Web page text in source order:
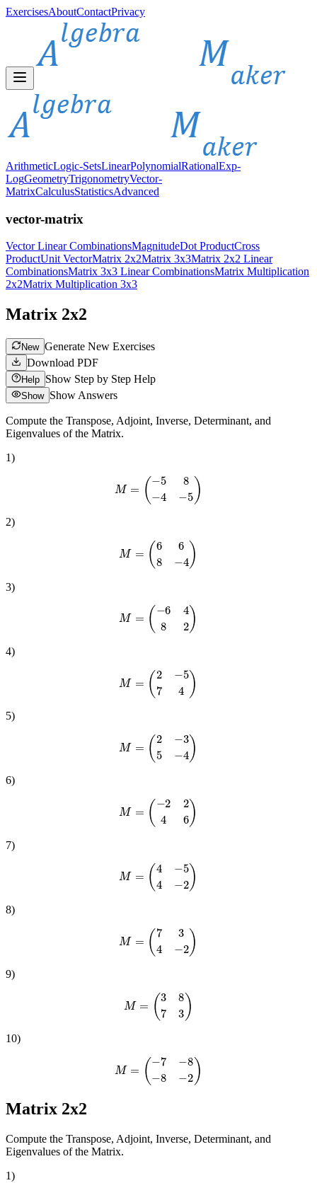
ExercisesAboutContactPrivacy
ArithmeticLogic-SetsLinearPolynomialRationalExp-
LogGeometryTrigonometryVector-
MatrixCalculusStatisticsAdvanced
vector-matrix
Vector Linear CombinationsMagnitudeDot ProductCross
ProductUnit VectorMatrix 2x2Matrix 3x3Matrix 2x2 Linear
CombinationsMatrix 3x3 Linear CombinationsMatrix Multiplication
2x2Matrix Multiplication 3x3
Matrix 2x2
New Generate New Exercises
Download PDF
Help Show Step by Step Help
Show Show Answers
Compute the Transpose, Adjoint, Inverse, Determinant, and
Eigenvalues of the Matrix.
1)
M= − 8− 5)
2)
M= (6 6 4
3)
M= (− 4 )
4)
M= (2− )
5)
M=( 2 −3 4)
6)
M= (−
7)
M=( 4 −5 2)
8)
M= (7 3 2
9)
M= (3 8 3)
10)
M =( − 8 2 )
Matrix 2x2
Compute the Transpose, Adjoint, Inverse, Determinant, and
Eigenvalues of the Matrix.
1)